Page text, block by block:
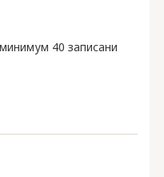
40 записани